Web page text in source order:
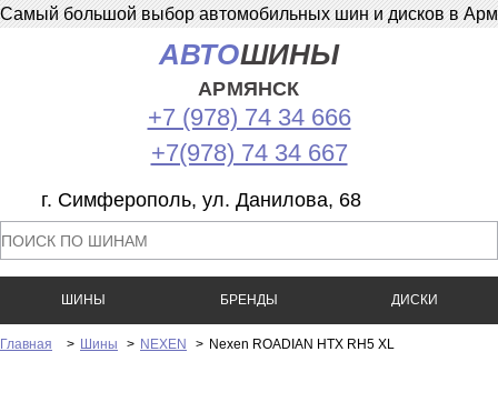
Самый большой выбор автомобильных шин и дисков в
АВТОШИНЫ
АРМЯНСК
+7 (978) 74 34 666
+7(978) 74 34 667
г. Симферополь, ул. Данилова, 68
ШИНЫ БРЕНДЫ ДИСКИ
Главная > Шины > NEXEN > Nexen ROADIAN HTX RH5 XL